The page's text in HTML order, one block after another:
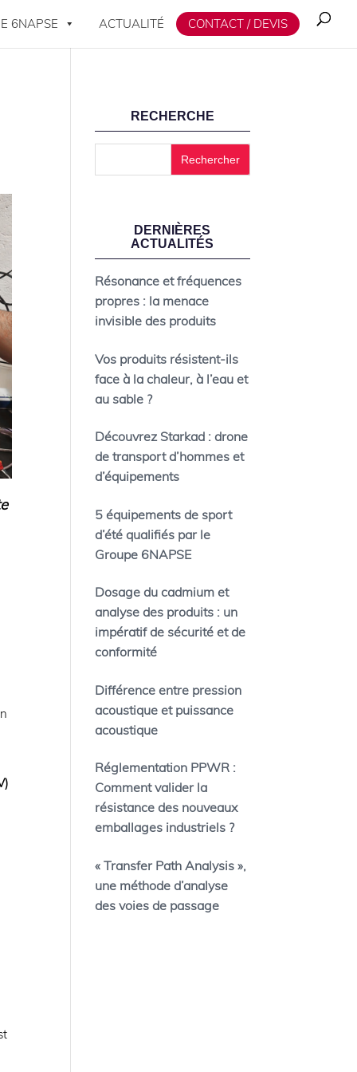
6NAPSE ACTUALITÉ CONTACT / DEVIS
RECHERCHE
DERNIÈRES
ACTUALITÉS
Résonance et fréquences
propres : la menace
invisible des produits
Vos produits résistent-ils
face à la chaleur, à l’eau et
au sable ?
Découvrez Starkad : drone
de transport d’hommes et
d’équipements
5 équipements de sport
d’été qualifiés par le
Groupe 6NAPSE
Dosage du cadmium et
analyse des produits : un
impératif de sécurité et de
conformité
Différence entre pression
acoustique et puissance
acoustique
Réglementation PPWR :
Comment valider la
résistance des nouveaux
emballages industriels ?
« Transfer Path Analysis »,
une méthode d’analyse
des voies de passage